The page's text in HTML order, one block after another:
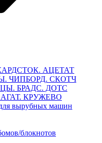
АЦЕТАТ
ЧИПБОРД. СКОТЧ
БРАДС. ДОТС
КРУЖЕВО
вырубных машин
блокнотов